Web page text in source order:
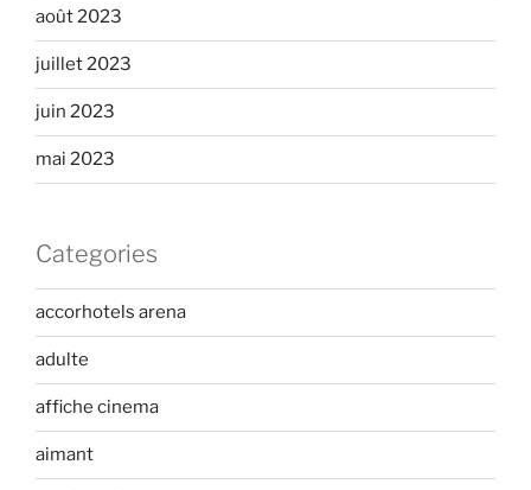
août 2023
juillet 2023
juin 2023
mai 2023
Categories
accorhotels arena
adulte
affiche cinema
aimant